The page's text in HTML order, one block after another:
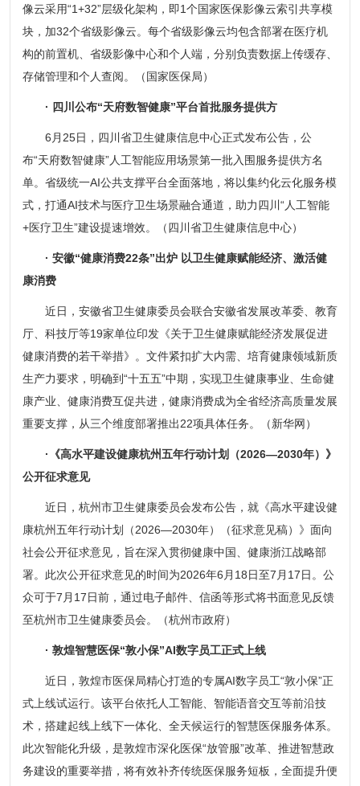
像云采用“1+32”层级化架构，即1个国家医保影像云索引共享模
块，加32个省级影像云。每个省级影像云均包含部署在医疗机
构的前置机、省级影像中心和个人端，分别负责数据上传缓存、
存储管理和个人查阅。（国家医保局）
· 四川公布“天府数智健康”平台首批服务提供方
6月25日，四川省卫生健康信息中心正式发布公告，公
布“天府数智健康”人工智能应用场景第一批入围服务提供方名
单。省级统一AI公共支撑平台全面落地，将以集约化云化服务模
式，打通AI技术与医疗卫生场景融合通道，助力四川“人工智能
+医疗卫生”建设提速增效。（四川省卫生健康信息中心）
· 安徽“健康消费22条”出炉 以卫生健康赋能经济、激活健
康消费
近日，安徽省卫生健康委员会联合安徽省发展改革委、教育
厅、科技厅等19家单位印发《关于卫生健康赋能经济发展促进
健康消费的若干举措》。文件紧扣扩大内需、培育健康领域新质
生产力要求，明确到“十五五”中期，实现卫生健康事业、生命健
康产业、健康消费互促共进，健康消费成为全省经济高质量发展
重要支撑，从三个维度部署推出22项具体任务。（新华网）
·《高水平建设健康杭州五年行动计划（2026—2030年）》
公开征求意见
近日，杭州市卫生健康委员会发布公告，就《高水平建设健
康杭州五年行动计划（2026—2030年）（征求意见稿）》面向
社会公开征求意见，旨在深入贯彻健康中国、健康浙江战略部
署。此次公开征求意见的时间为2026年6月18日至7月17日。公
众可于7月17日前，通过电子邮件、信函等形式将书面意见反馈
至杭州市卫生健康委员会。（杭州市政府）
· 敦煌智慧医保“敦小保”AI数字员工正式上线
近日，敦煌市医保局精心打造的专属AI数字员工“敦小保”正
式上线试运行。该平台依托人工智能、智能语音交互等前沿技
术，搭建起线上线下一体化、全天候运行的智慧医保服务体系。
此次智能化升级，是敦煌市深化医保“放管服”改革、推进智慧政
务建设的重要举措，将有效补齐传统医保服务短板，全面提升便